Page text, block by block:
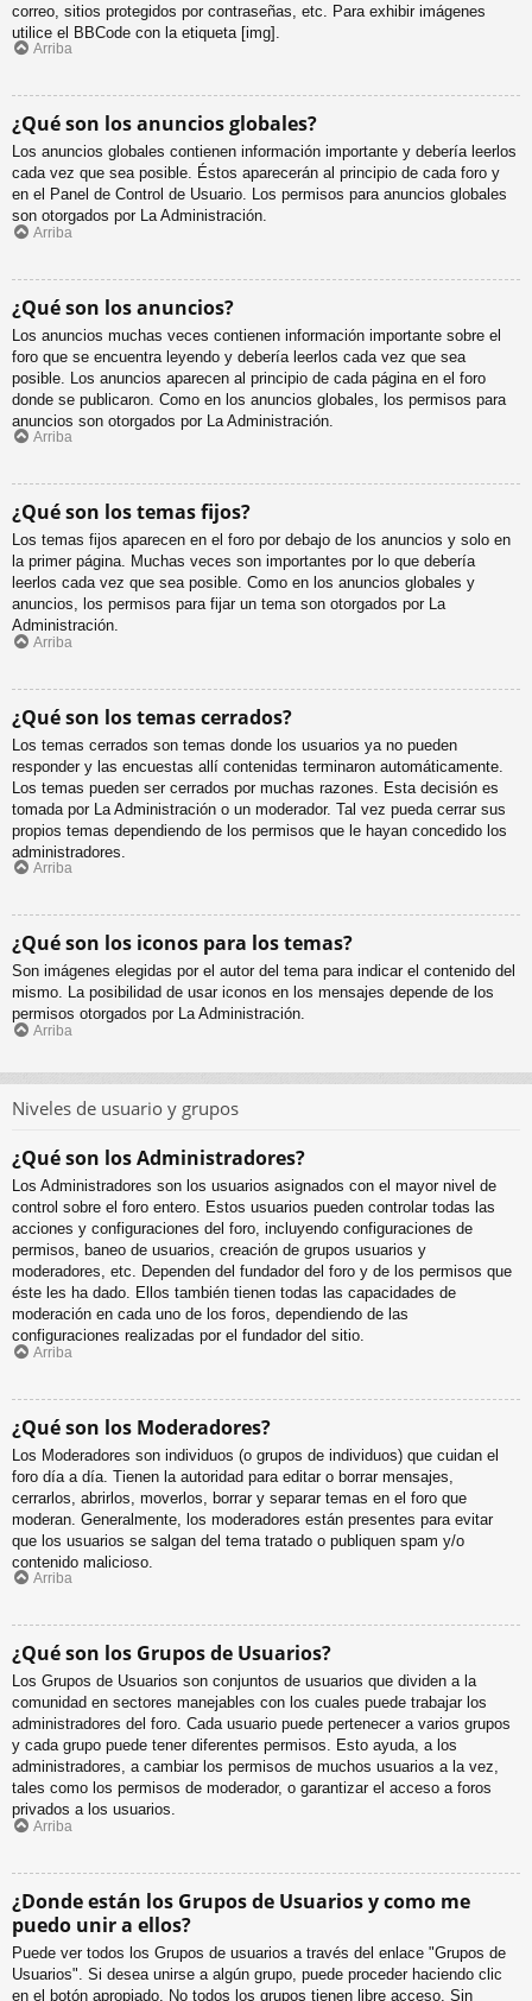
correo, sitios protegidos por contraseñas, etc. Para exhibir imágenes
utilice el BBCode con la etiqueta [img].
Arriba
¿Qué son los anuncios globales?
Los anuncios globales contienen información importante y debería leerlos
cada vez que sea posible. Éstos aparecerán al principio de cada foro y
en el Panel de Control de Usuario. Los permisos para anuncios globales
son otorgados por La Administración.
Arriba
¿Qué son los anuncios?
Los anuncios muchas veces contienen información importante sobre el
foro que se encuentra leyendo y debería leerlos cada vez que sea
posible. Los anuncios aparecen al principio de cada página en el foro
donde se publicaron. Como en los anuncios globales, los permisos para
anuncios son otorgados por La Administración.
Arriba
¿Qué son los temas fijos?
Los temas fijos aparecen en el foro por debajo de los anuncios y solo en
la primer página. Muchas veces son importantes por lo que debería
leerlos cada vez que sea posible. Como en los anuncios globales y
anuncios, los permisos para fijar un tema son otorgados por La
Administración.
Arriba
¿Qué son los temas cerrados?
Los temas cerrados son temas donde los usuarios ya no pueden
responder y las encuestas allí contenidas terminaron automáticamente.
Los temas pueden ser cerrados por muchas razones. Esta decisión es
tomada por La Administración o un moderador. Tal vez pueda cerrar sus
propios temas dependiendo de los permisos que le hayan concedido los
administradores.
Arriba
¿Qué son los iconos para los temas?
Son imágenes elegidas por el autor del tema para indicar el contenido del
mismo. La posibilidad de usar iconos en los mensajes depende de los
permisos otorgados por La Administración.
Arriba
Niveles de usuario y grupos
¿Qué son los Administradores?
Los Administradores son los usuarios asignados con el mayor nivel de
control sobre el foro entero. Estos usuarios pueden controlar todas las
acciones y configuraciones del foro, incluyendo configuraciones de
permisos, baneo de usuarios, creación de grupos usuarios y
moderadores, etc. Dependen del fundador del foro y de los permisos que
éste les ha dado. Ellos también tienen todas las capacidades de
moderación en cada uno de los foros, dependiendo de las
configuraciones realizadas por el fundador del sitio.
Arriba
¿Qué son los Moderadores?
Los Moderadores son individuos (o grupos de individuos) que cuidan el
foro día a día. Tienen la autoridad para editar o borrar mensajes,
cerrarlos, abrirlos, moverlos, borrar y separar temas en el foro que
moderan. Generalmente, los moderadores están presentes para evitar
que los usuarios se salgan del tema tratado o publiquen spam y/o
contenido malicioso.
Arriba
¿Qué son los Grupos de Usuarios?
Los Grupos de Usuarios son conjuntos de usuarios que dividen a la
comunidad en sectores manejables con los cuales puede trabajar los
administradores del foro. Cada usuario puede pertenecer a varios grupos
y cada grupo puede tener diferentes permisos. Esto ayuda, a los
administradores, a cambiar los permisos de muchos usuarios a la vez,
tales como los permisos de moderador, o garantizar el acceso a foros
privados a los usuarios.
Arriba
¿Donde están los Grupos de Usuarios y como me
puedo unir a ellos?
Puede ver todos los Grupos de usuarios a través del enlace "Grupos de
Usuarios". Si desea unirse a algún grupo, puede proceder haciendo clic
en el botón apropiado. No todos los grupos tienen libre acceso. Sin